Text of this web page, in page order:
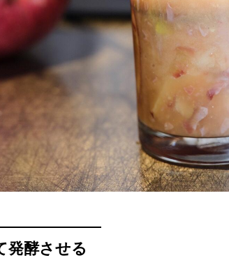
発酵させる